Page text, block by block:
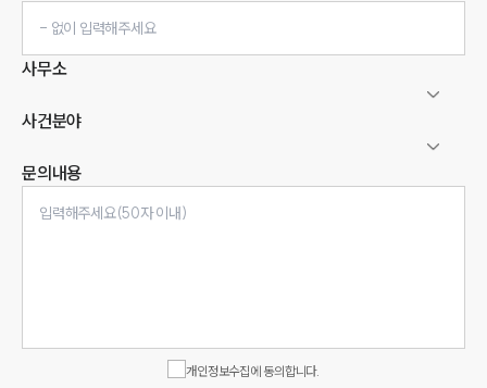
사무소
사건분야
문의내용
개인정보수집에 동의합니다.